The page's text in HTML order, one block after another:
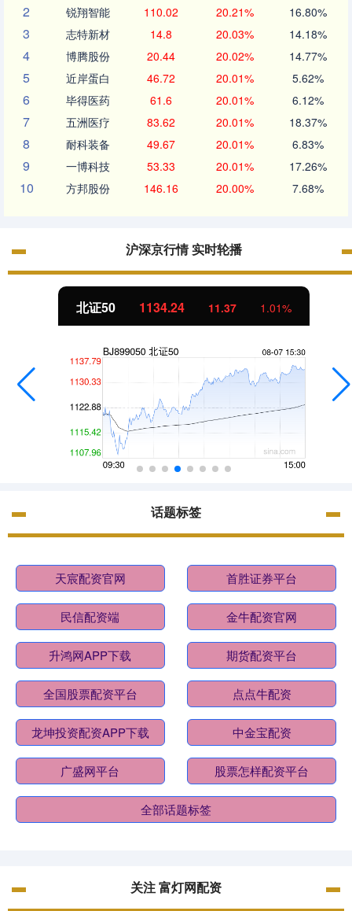
2 锐翔智能 110.02 20.21% 16.80%
3 志特新材 14.8 20.03% 14.18%
4 博腾股份 20.44 20.02% 14.77%
5 近岸蛋白 46.72 20.01% 5.62%
6 毕得医药 61.6 20.01% 6.12%
7 五洲医疗 83.62 20.01% 18.37%
8 耐科装备 49.67 20.01% 6.83%
9 一博科技 53.33 20.01% 17.26%
10 方邦股份 146.16 20.00% 7.68%
沪深京行情 实时轮播
北证50 1134.24 11.37 1.01%
话题标签
天宸配资官网 首胜证券平台
民信配资端 金牛配资官网
升鸿网APP下载 期货配资平台
全国股票配资平台 点点牛配资
龙坤投资配资APP下载 中金宝配资
广盛网平台 股票怎样配资平台
全部话题标签
关注 富灯网配资